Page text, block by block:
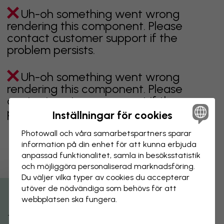
Uh-oh something went wrong
rendering this component. Please
contact customer support if the
problem persists.
Uh-oh something went wrong
rendering this component. Please
contact customer support if the
problem persists.
Visar sidan 1 av 28 sidor
Utforska fler kategorier
Inställningar för cookies
Photowall och våra samarbets­partners sparar
information på din enhet för att kunna erbjuda
anpassad funktionalitet, samla in besöks­statistik
och möjliggöra personaliserad marknads­föring.
Du väljer vilka typer av cookies du accepterar
utöver de nödvändiga som behövs för att
webbplatsen ska fungera.